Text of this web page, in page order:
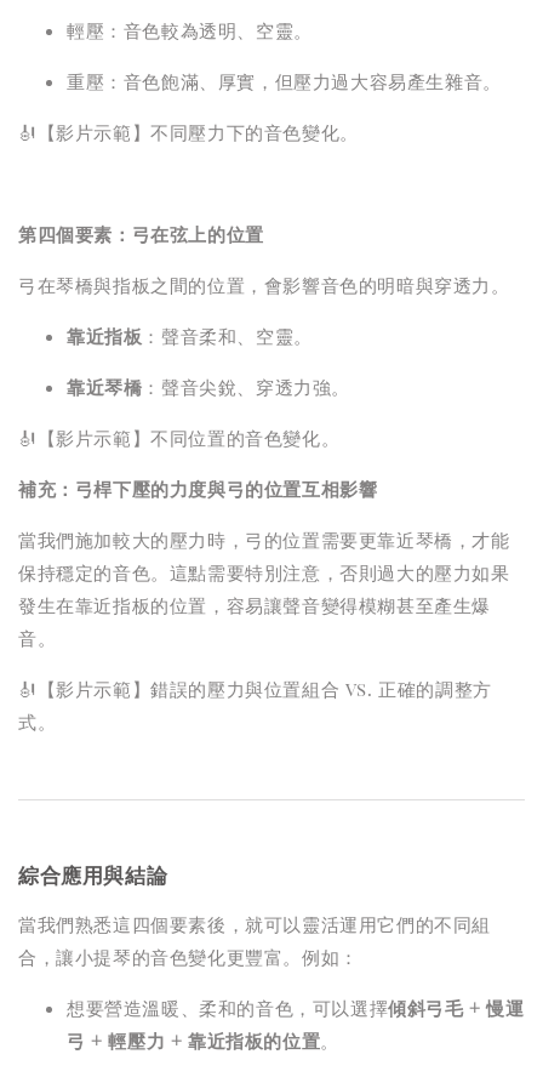
輕壓：音色較為透明、空靈。
重壓：音色飽滿、厚實，但壓力過大容易產生雜音。
🎻【影片示範】不同壓力下的音色變化。
第四個要素：弓在弦上的位置
弓在琴橋與指板之間的位置，會影響音色的明暗與穿透力。
靠近指板 ：聲音柔和、空靈。
靠近琴橋 ：聲音尖銳、穿透力強。
🎻【影片示範】不同位置的音色變化。
補充：弓桿下壓的力度與弓的位置互相影響
當我們施加較大的壓力時，弓的位置需要更靠近琴橋，才能
保持穩定的音色。這點需要特別注意，否則過大的壓力如果
發生在靠近指板的位置，容易讓聲音變得模糊甚至產生爆
音。
🎻【影片示範】錯誤的壓力與位置組合 vs. 正確的調整方
式。
綜合應用與結論
當我們熟悉這四個要素後，就可以靈活運用它們的不同組
合，讓小提琴的音色變化更豐富。例如：
想要營造溫暖、柔和的音色，可以選擇傾斜弓毛 + 慢運
弓 + 輕壓力 + 靠近指板的位置。